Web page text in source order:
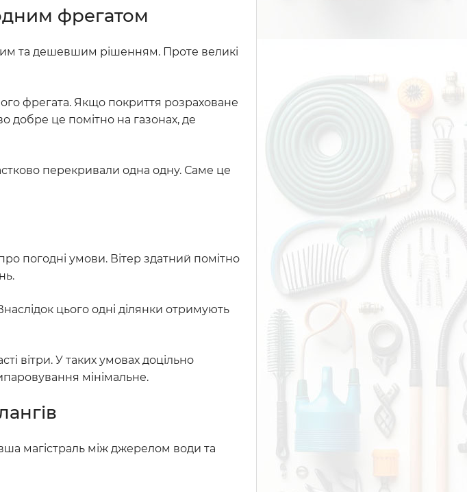
фрегатом
та дешевшим рішенням. Проте великі
фрегата. Якщо покриття розраховане
добре це помітно на газонах, де
перекривали одна одну. Саме це
погодні умови. Вітер здатний помітно
цього одні ділянки отримують
вітри. У таких умовах доцільно
мінімальне.
магістраль між джерелом води та